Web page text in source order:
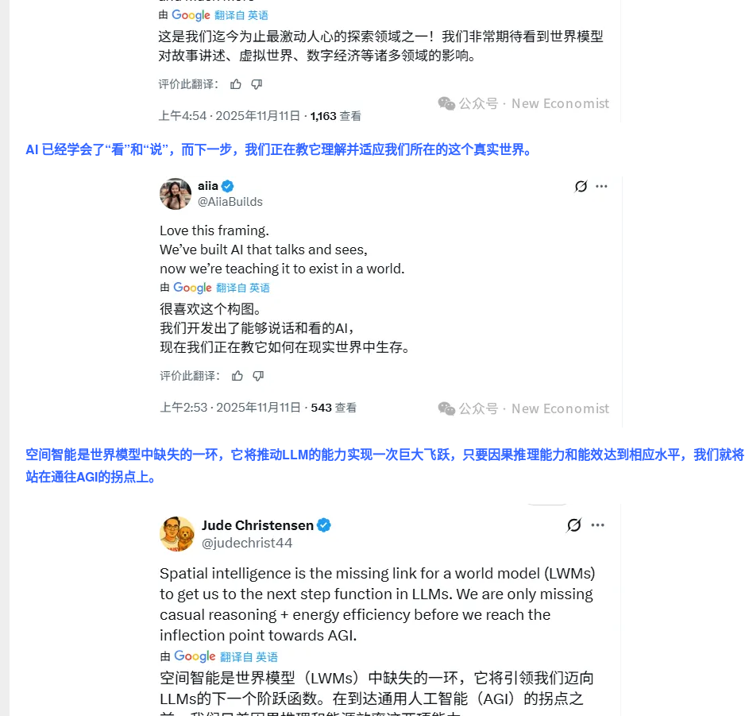
AI 已经学会了“看”和“说”，而下一步，我们正在教它理解并适应我们所在的这个真实世界。
空间智能是世界模型中缺失的一环，它将推动LLM的能力实现一次巨大飞跃，只要因果推理能力和能效达到相应水平，我们就将
站在通往AGI的拐点上。